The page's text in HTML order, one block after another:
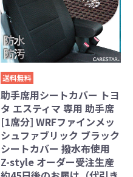
送料無料
助手席用シートカバー トヨ
タ エスティマ 専用 助手席
[1席分] WRFファインメッ
シュファブリック ブラック
シートカバー 撥水布使用
Z-style オーダー受注生産